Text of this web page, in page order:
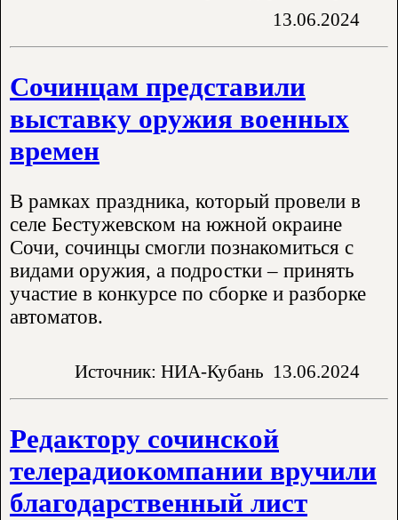
13.06.2024
Сочинцам представили
выставку оружия военных
времен
В рамках праздника, который провели в
селе Бестужевском на южной окраине
Сочи, сочинцы смогли познакомиться с
видами оружия, а подростки – принять
участие в конкурсе по сборке и разборке
автоматов.
Источник: НИА-Кубань 13.06.2024
Редактору сочинской
телерадиокомпании вручили
благодарственный лист